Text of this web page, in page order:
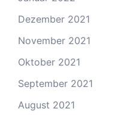
Dezember 2021
November 2021
Oktober 2021
September 2021
August 2021